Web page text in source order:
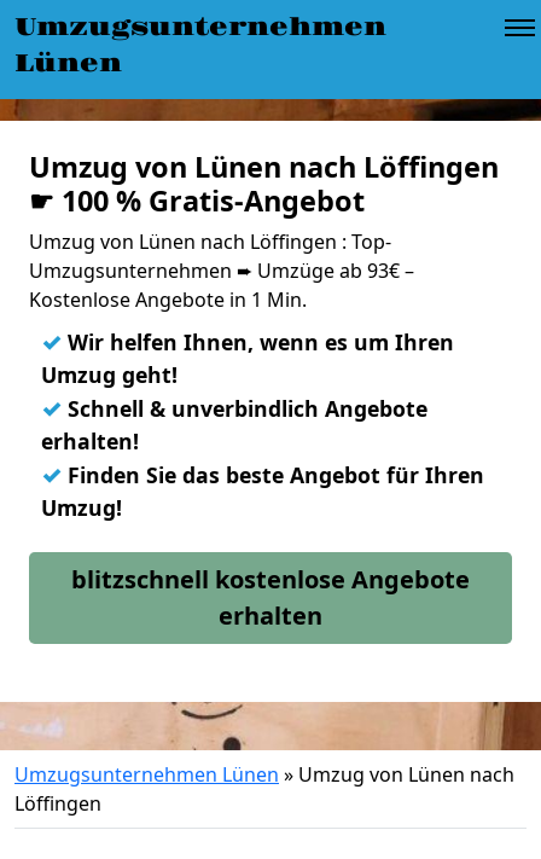
Umzugsunternehmen
Lünen
Umzug von Lünen nach Löffingen
☛ 100 % Gratis-Angebot
Umzug von Lünen nach Löffingen : Top-
Umzugsunternehmen ➨ Umzüge ab 93€ –
Kostenlose Angebote in 1 Min.
✓ Wir helfen Ihnen, wenn es um Ihren
Umzug geht!
✓ Schnell & unverbindlich Angebote
erhalten!
✓ Finden Sie das beste Angebot für Ihren
Umzug!
blitzschnell kostenlose Angebote
erhalten
Umzugsunternehmen Lünen » Umzug von Lünen nach
Löffingen